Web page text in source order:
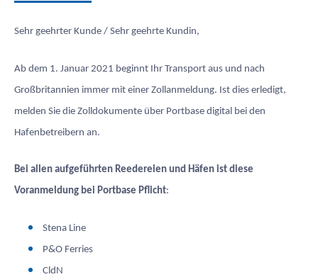
Sehr geehrter Kunde / Sehr geehrte Kundin,
Ab dem 1. Januar 2021 beginnt Ihr Transport aus und nach
Großbritannien immer mit einer Zollanmeldung. Ist dies erledigt,
melden Sie die Zolldokumente über Portbase digital bei den
Hafenbetreibern an.
Bei allen aufgeführten Reedereien und Häfen ist diese
Voranmeldung bei Portbase Pflicht:
Stena Line
P&O Ferries
CldN